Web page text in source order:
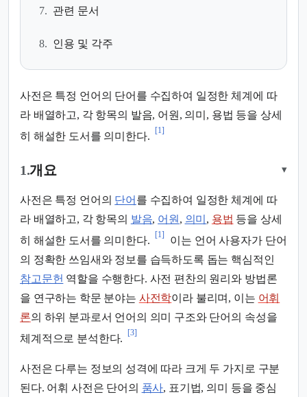
7. 관련 문서
8. 인용 및 각주
사전은 특정 언어의 단어를 수집하여 일정한 체계에 따
라 배열하고, 각 항목의 발음, 어원, 의미, 용법 등을 상세
히 해설한 도서를 의미한다.
[1]
1.개요 ▾
사전은 특정 언어의 단어 를 수집하여 일정한 체계에 따
라 배열하고, 각 항목의 발음, 어원 , 의미 , 용법 등을 상세
히 해설한 도서를 의미한다.
[1]
이는 언어 사용자가 단어
의 정확한 쓰임새와 정보를 습득하도록 돕는 핵심적인
참고문헌 역할을 수행한다. 사전 편찬의 원리와 방법론
을 연구하는 학문 분야는 사전학이라 불리며, 이는 어휘
론의 하위 분과로서 언어의 의미 구조와 단어의 속성을
체계적으로 분석한다.
[3]
사전은 다루는 정보의 성격에 따라 크게 두 가지로 구분
된다. 어휘 사전은 단어의 품사, 표기법, 의미 등을 중심